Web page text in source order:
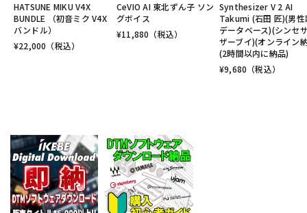
HATSUNE MIKU V4X
BUNDLE （初音ミク V4X
バンドル）
¥22,000 （税込）
CeVIO AI 東北ずん子 ソン
グボイス
¥11,880 （税込）
Synthesizer V 2 AI
Takumi (石田 匠)(男性
データベース)(シンセ
ザーブイ)(オンライン
(2時間以内に納品)
¥9,680 （税込）